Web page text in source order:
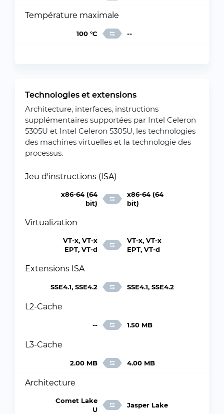
Température maximale
100 °C --
Technologies et extensions
Architecture, interfaces, instructions
supplémentaires supportées par Intel Celeron
5305U et Intel Celeron 5305U, les technologies
des machines virtuelles et la technologie des
processus.
Jeu d'instructions (ISA)
x86-64 (64
bit)
x86-64 (64
bit)
Virtualization
VT-x, VT-x
EPT, VT-d
VT-x, VT-x
EPT, VT-d
Extensions ISA
SSE4.1, SSE4.2 SSE4.1, SSE4.2
L2-Cache
-- 1.50 MB
L3-Cache
2.00 MB 4.00 MB
Architecture
Comet Lake
U
Jasper Lake